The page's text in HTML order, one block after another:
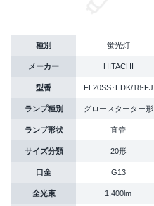
種別 蛍光灯
メーカー HITACHI
型番 FL20SS･EDK/18-FJ
ランプ種別 グロースターター形
ランプ形状 直管
サイズ分類 20形
口金 G13
全光束 1,400lm